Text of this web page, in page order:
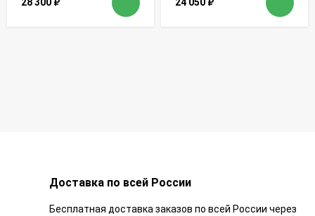
28 300 ₽ 24 050 ₽
Доставка по всей России
Бесплатная доставка заказов по всей России через